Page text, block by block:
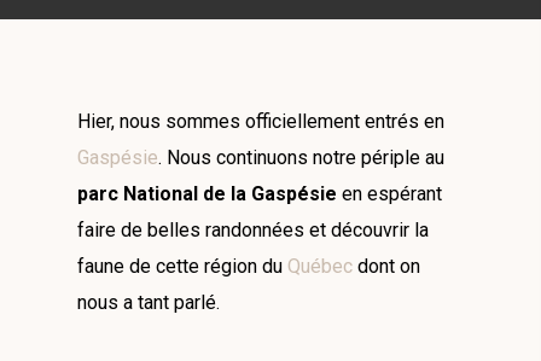
Hier, nous sommes officiellement entrés en
Gaspésie. Nous continuons notre périple au
parc National de la Gaspésie en espérant
faire de belles randonnées et découvrir la
faune de cette région du Québec dont on
nous a tant parlé.